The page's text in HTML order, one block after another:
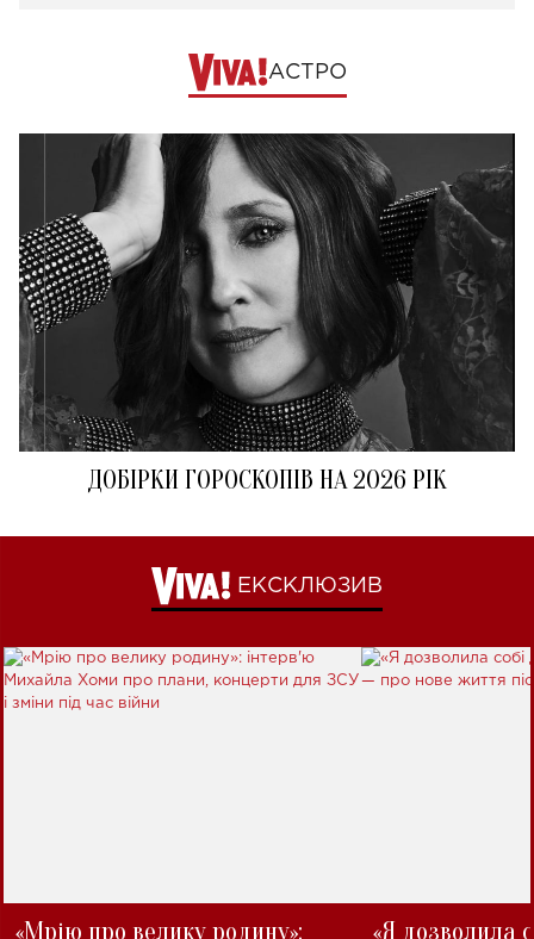
АСТРО
ДОБІРКИ ГОРОСКОПІВ НА 2026 РІК
ЕКСКЛЮЗИВ
«Мрію про велику родину»:
«Я дозволила